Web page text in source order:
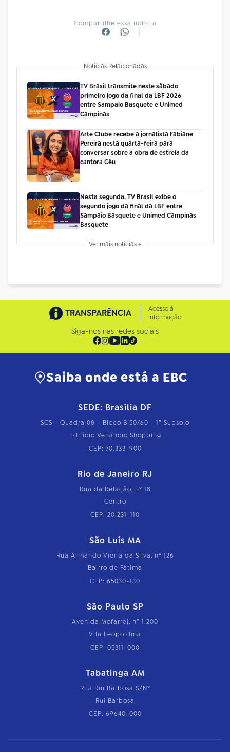
Compartilhe essa notícia
Notícias Relacionadas
TV Brasil transmite neste sábado
primeiro jogo da final da LBF 2026
entre Sampaio Basquete e Unimed
Campinas
Arte Clube recebe a jornalista Fabiane
Pereira nesta quarta-feira para
conversar sobre a obra de estreia da
cantora Céu
Nesta segunda, TV Brasil exibe o
segundo jogo da final da LBF entre
Sampaio Basquete e Unimed Campinas
Basquete
Ver mais notícias +
TRANSPARÊNCIA
Acesso à
Informação
Siga-nos nas redes sociais
Saiba onde está a EBC
SEDE: Brasília DF
SCS - Quadra 08 - Bloco B 50/60 - 1º Subsolo
Edifício Venâncio Shopping
CEP: 70.333-900
Rio de Janeiro RJ
Rua da Relação, nº 18
Centro
CEP: 20.231-110
São Luís MA
Rua Armando Vieira da Silva, nº 126
Bairro de Fátima
CEP: 65030-130
São Paulo SP
Avenida Mofarrej, nº 1.200
Vila Leopoldina
CEP: 05311-000
Tabatinga AM
Rua Rui Barbosa S/Nº
Rui Barbosa
CEP: 69640-000